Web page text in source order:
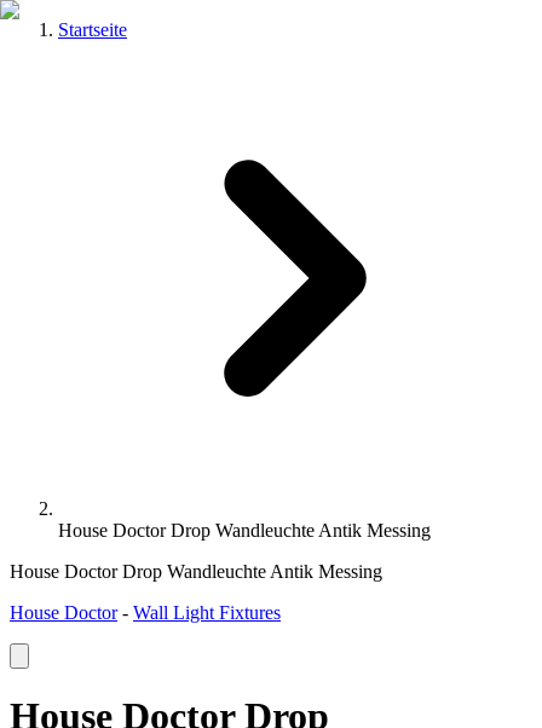
Startseite
House Doctor Drop Wandleuchte Antik Messing
House Doctor Drop Wandleuchte Antik Messing
House Doctor- Wall Light Fixtures
House Doctor Drop